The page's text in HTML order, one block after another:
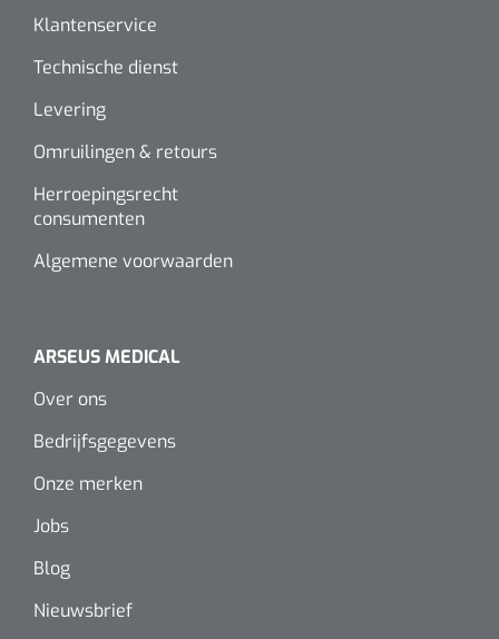
Klantenservice
Technische dienst
Levering
Omruilingen & retours
Herroepingsrecht
consumenten
Algemene voorwaarden
ARSEUS MEDICAL
Over ons
Bedrijfsgegevens
Onze merken
Jobs
Blog
Nieuwsbrief